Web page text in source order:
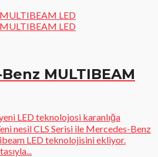
MULTIBEAM
LED teknolojosi karanlığa
nesil CLS Serisi ile Mercedes-Benz
LED teknolojisini ekliyor.